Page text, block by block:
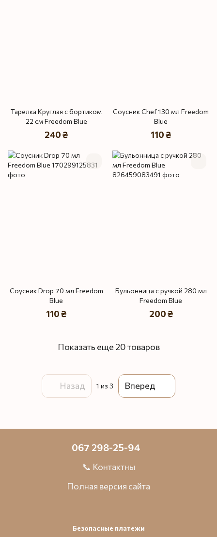
Тарелка Круглая с бортиком
22 см Freedom Blue
240 ₴
Соусник Chef 130 мл Freedom
Blue
110 ₴
Соусник Drop 70 мл Freedom
Blue
110 ₴
Бульонница с ручкой 280 мл
Freedom Blue
200 ₴
Показать еще 20 товаров
Назад 1 из 3 Вперед
067 298-25-94
📞 Контактны
Полная версия сайта
Безопасные платежи